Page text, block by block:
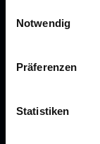
Notwendig
Präferenzen
Statistiken
Über
Historie